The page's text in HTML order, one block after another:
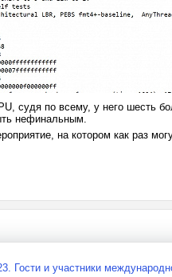
судя по всему, у него шесть
нефинальным.
на котором как раз
Гости и участники